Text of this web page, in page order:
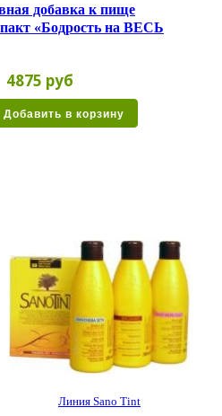
добавка к пище
«Бодрость на ВЕСЬ
4875 руб
Линия Sano Tint